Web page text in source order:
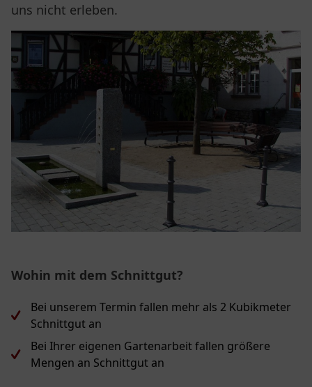
uns nicht erleben.
Wohin mit dem Schnittgut?
Bei unserem Termin fallen mehr als 2 Kubikmeter
Schnittgut an
Bei Ihrer eigenen Gartenarbeit fallen größere
Mengen an Schnittgut an